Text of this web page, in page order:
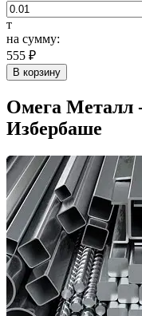
т
на сумму:
555 ₽
В корзину
Омега Металл
Избербаше